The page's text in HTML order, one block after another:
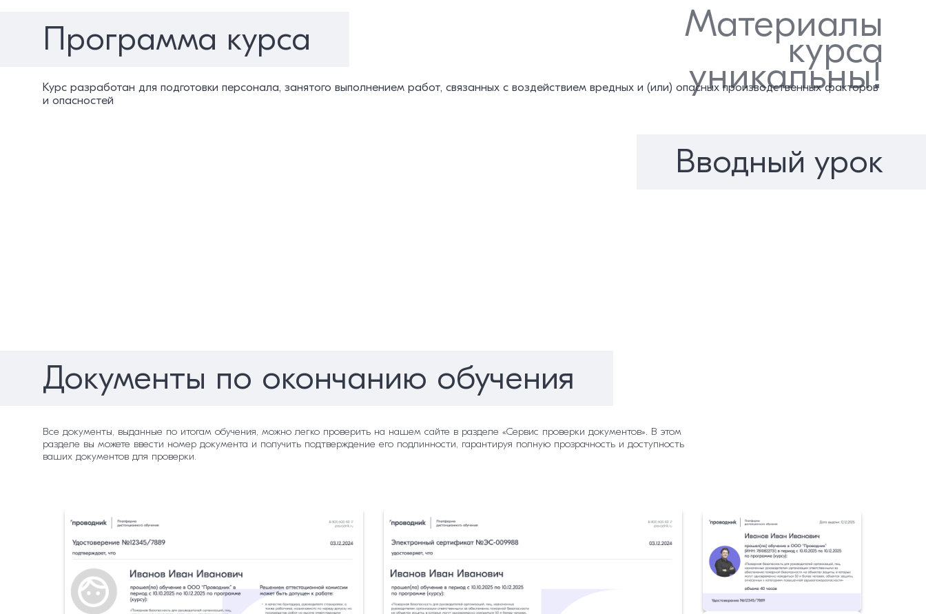
Программа курса Материалы
курса
уникальны!
Курс разработан для подготовки персонала, занятого выполнением работ, связанных с воздействием вредных и (или) опасных производственных факторов
и опасностей
Вводный урок
Документы по окончанию обучения
Все документы, выданные по итогам обучения, можно легко проверить на нашем сайте в разделе «Сервис проверки документов». В этом
разделе вы можете ввести номер документа и получить подтверждение его подлинности, гарантируя полную прозрачность и доступность
ваших документов для проверки.